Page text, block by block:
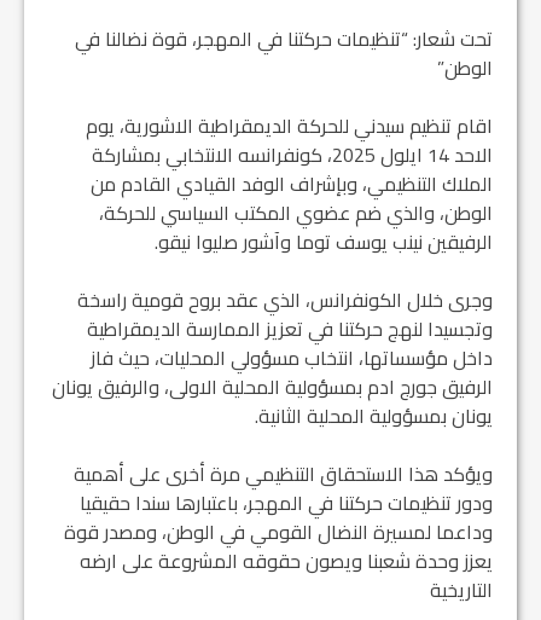
تحت شعار: “تنظيمات حركتنا في المهجر، قوة نضالنا في
الوطن”
اقام تنظيم سيدني للحركة الديمقراطية الاشورية، يوم
الاحد 14 ايلول 2025، كونفرانسه الانتخابي بمشاركة
الملاك التنظيمي، وبإشراف الوفد القيادي القادم من
الوطن، والذي ضم عضوي المكتب السياسي للحركة،
الرفيقين نينب يوسف توما وآشور صليوا نيقو.
وجرى خلال الكونفرانس، الذي عقد بروح قومية راسخة
وتجسيدا لنهج حركتنا في تعزيز الممارسة الديمقراطية
داخل مؤسساتها، انتخاب مسؤولي المحليات، حيث فاز
الرفيق جورج ادم بمسؤولية المحلية الاولى، والرفيق يونان
يونان بمسؤولية المحلية الثانية.
ويؤكد هذا الاستحقاق التنظيمي مرة أخرى على أهمية
ودور تنظيمات حركتنا في المهجر، باعتبارها سندا حقيقيا
وداعما لمسيرة النضال القومي في الوطن، ومصدر قوة
يعزز وحدة شعبنا ويصون حقوقه المشروعة على ارضه
التاريخية